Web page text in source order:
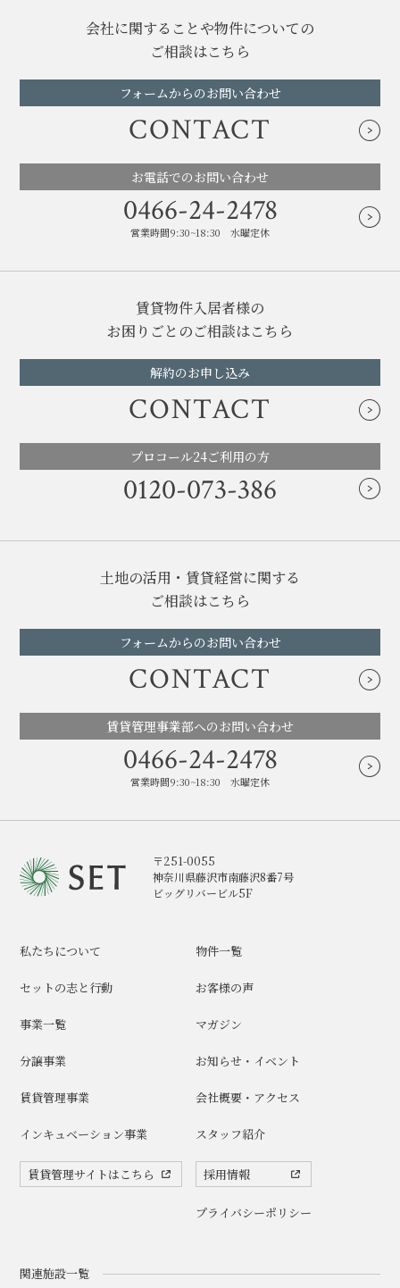
会社に関することや物件についての
ご相談はこちら
フォームからのお問い合わせ
CONTACT
お電話でのお問い合わせ
0466-24-2478
営業時間9:30~18:30 水曜定休
賃貸物件入居者様の
お困りごとのご相談はこちら
解約のお申し込み
CONTACT
プロコール24ご利用の方
0120-073-386
土地の活用・賃貸経営に関する
ご相談はこちら
フォームからのお問い合わせ
CONTACT
賃貸管理事業部へのお問い合わせ
0466-24-2478
営業時間9:30~18:30 水曜定休
〒251-0055
神奈川県藤沢市南藤沢8番7号
ビッグリバービル5F
私たちについて
セットの志と行動
事業一覧
分譲事業
賃貸管理事業
インキュベーション事業
賃貸管理サイトはこちら
物件一覧
お客様の声
マガジン
お知らせ・イベント
会社概要・アクセス
スタッフ紹介
採用情報
プライバシーポリシー
関連施設一覧